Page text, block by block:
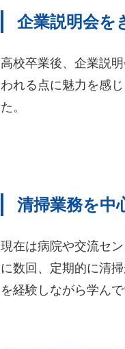
企業説明会を
高校卒業後、企業説
われる点に魅力を感
た。
清掃業務を中
現在は病院や交流セ
に数回、定期的に清
を経験しながら学んで